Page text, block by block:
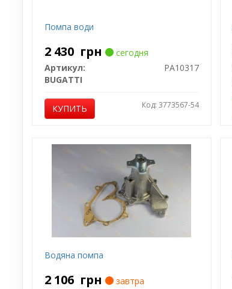
Помпа води
2 430 грн
сегодня
Артикул:
PA10317
BUGATTI
КУПИТЬ Код: 3773567-54
Водяна помпа
2 106 грн
завтра